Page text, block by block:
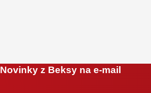
Novinky z Beksy na e-mail